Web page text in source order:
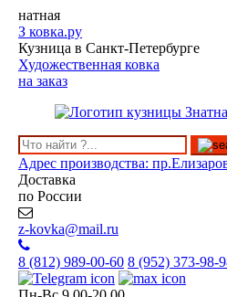
натная
З ковка.ру
Кузница в Санкт-Петербурге
Художественная ковка
на заказ
Адрес производства:
Доставка
по России
z-kovka@mail.ru
8 (812) 989-00-60 8 (952) 373-98-